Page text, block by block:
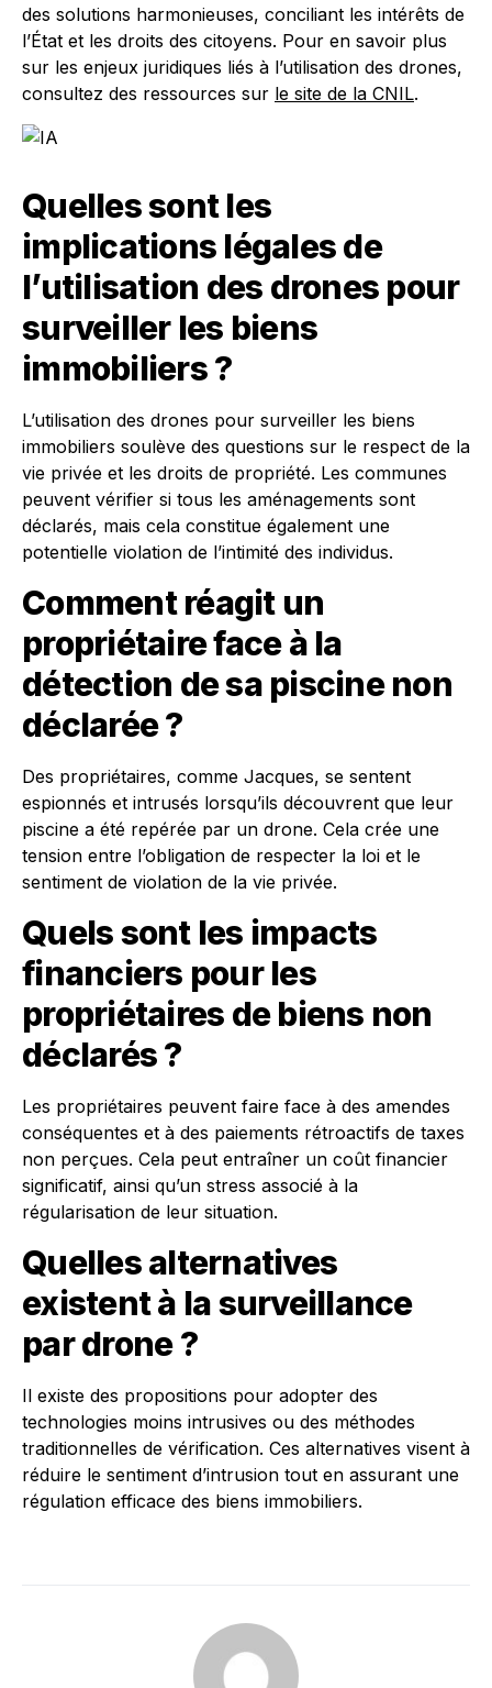
des solutions harmonieuses, conciliant les intérêts de
l’État et les droits des citoyens. Pour en savoir plus
sur les enjeux juridiques liés à l’utilisation des drones,
consultez des ressources sur le site de la CNIL.
Quelles sont les
implications légales de
l’utilisation des drones pour
surveiller les biens
immobiliers ?
L’utilisation des drones pour surveiller les biens
immobiliers soulève des questions sur le respect de la
vie privée et les droits de propriété. Les communes
peuvent vérifier si tous les aménagements sont
déclarés, mais cela constitue également une
potentielle violation de l’intimité des individus.
Comment réagit un
propriétaire face à la
détection de sa piscine non
déclarée ?
Des propriétaires, comme Jacques, se sentent
espionnés et intrusés lorsqu’ils découvrent que leur
piscine a été repérée par un drone. Cela crée une
tension entre l’obligation de respecter la loi et le
sentiment de violation de la vie privée.
Quels sont les impacts
financiers pour les
propriétaires de biens non
déclarés ?
Les propriétaires peuvent faire face à des amendes
conséquentes et à des paiements rétroactifs de taxes
non perçues. Cela peut entraîner un coût financier
significatif, ainsi qu’un stress associé à la
régularisation de leur situation.
Quelles alternatives
existent à la surveillance
par drone ?
Il existe des propositions pour adopter des
technologies moins intrusives ou des méthodes
traditionnelles de vérification. Ces alternatives visent à
réduire le sentiment d’intrusion tout en assurant une
régulation efficace des biens immobiliers.